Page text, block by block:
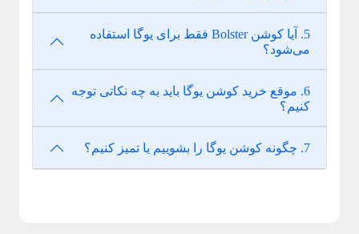
5. آیا کوشن Bolster فقط برای یوگا استفاده
می‌شود؟
6. موقع خرید کوشن یوگا باید به چه نکاتی توجه
کنیم؟
7. چگونه کوشن یوگا را بشوییم یا تمیز کنیم؟